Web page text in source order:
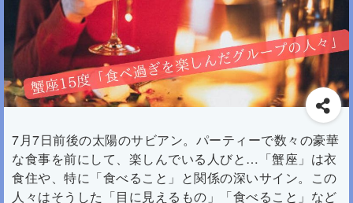
7月7日前後の太陽のサビアン。パーティーで数々の豪華
な食事を前にして、楽しんでいる人びと…「蟹座」は衣
食住や、特に「食べること」と関係の深いサイン。この
人々はそうした「目に見えるもの」「食べること」など